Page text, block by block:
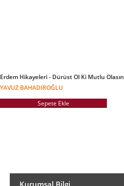
Erdem Hikayeleri - Dürüst Ol Ki Mutlu Olasın
YAVUZ BAHADIROĞLU
Sepete Ekle